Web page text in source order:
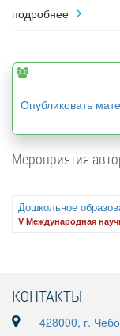
подробнее
Опубликовать
Мероприятия
Дошкольное
V Международная
КОНТАКТЫ
428000, г.